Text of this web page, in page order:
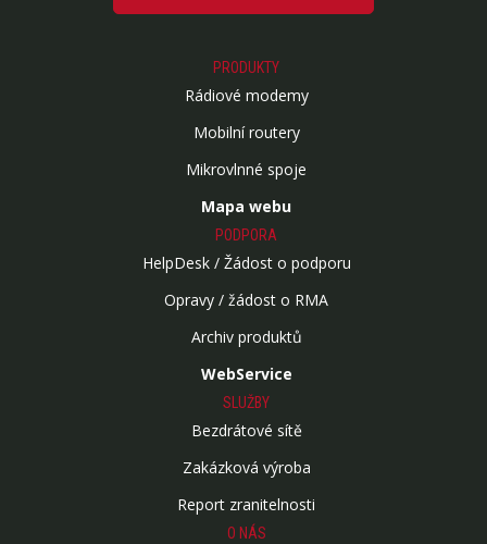
PRODUKTY
Rádiové modemy
Mobilní routery
Mikrovlnné spoje
Mapa webu
PODPORA
HelpDesk / Žádost o podporu
Opravy / žádost o RMA
Archiv produktů
WebService
SLUŽBY
Bezdrátové sítě
Zakázková výroba
Report zranitelnosti
O NÁS